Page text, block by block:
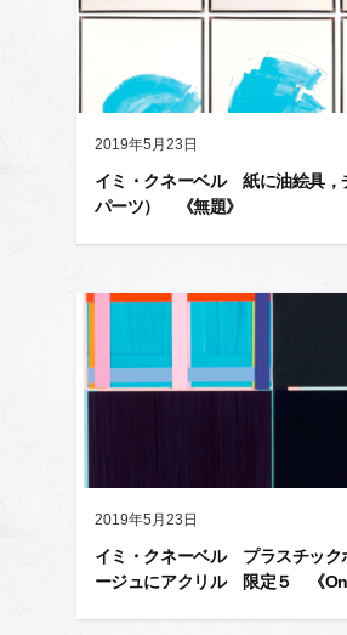
2019年5月23日
イミ・クネーベル 紙に油絵具，
パーツ） 《無題》
2019年5月23日
イミ・クネーベル プラスチック
ージュにアクリル 限定５ 《